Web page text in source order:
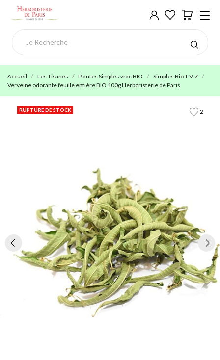
Accueil Les Tisanes Plantes Simples vrac BIO
Simples Bio T-V-Z
Verveine odorante feuille entière BIO 100g Herboristerie de Paris
2
RUPTURE DE STOCK